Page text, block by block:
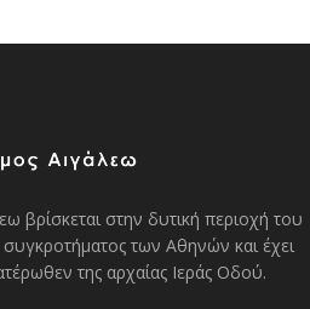
βρίσκεται στην δυτική περιοχή του
των Αθηνών και έχει
της αρχαίας Ιεράς Οδού.